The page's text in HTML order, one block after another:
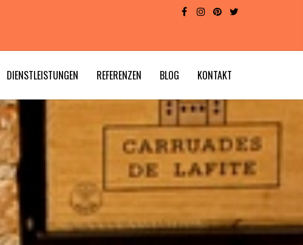
DIENSTLEISTUNGEN REFERENZEN BLOG KONTAKT